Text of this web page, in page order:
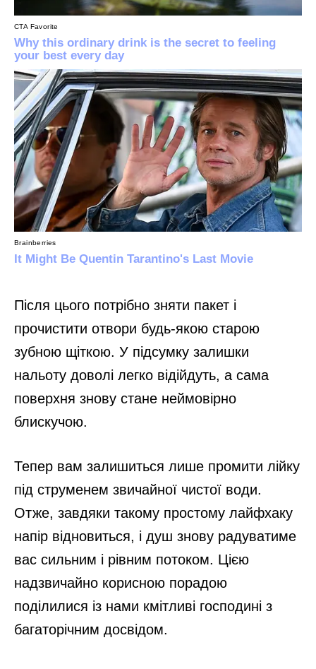
Після цього потрібно зняти пакет і
прочистити отвори будь-якою старою
зубною щіткою. У підсумку залишки
нальоту доволі легко відійдуть, а сама
поверхня знову стане неймовірно
блискучою.
Тепер вам залишиться лише промити лійку
під струменем звичайної чистої води.
Отже, завдяки такому простому лайфхаку
напір відновиться, і душ знову радуватиме
вас сильним і рівним потоком. Цією
надзвичайно корисною порадою
поділилися із нами кмітливі господині з
багаторічним досвідом.